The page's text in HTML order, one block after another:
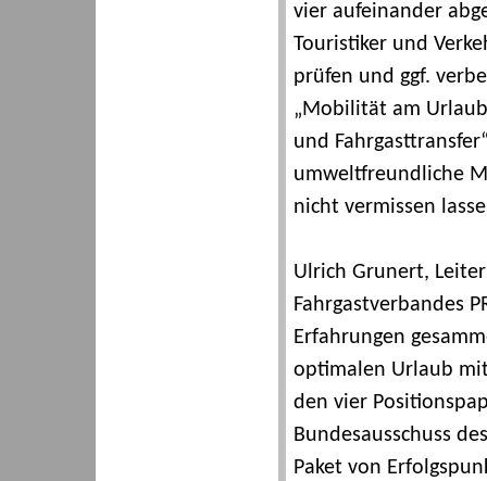
vier aufeinander
Touristiker und
prüfen und ggf.
„Mobilität am
und
umweltfreundliche
nicht vermissen
Ulrich Grunert, Leiter
Fahrgastverbandes
Erfahrungen
optimalen Urlaub
den vier
Bundesausschuss
Paket von